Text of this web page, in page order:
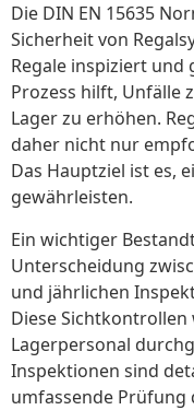
Die DIN EN 15635
Sicherheit von
Regale inspiziert und
Prozess hilft, Unfälle
Lager zu erhöhen.
daher nicht nur
Das Hauptziel ist es,
gewährleisten.
Ein wichtiger
Unterscheidung
und jährlichen
Diese
Lagerpersonal
Inspektionen sind
umfassende Prüfung